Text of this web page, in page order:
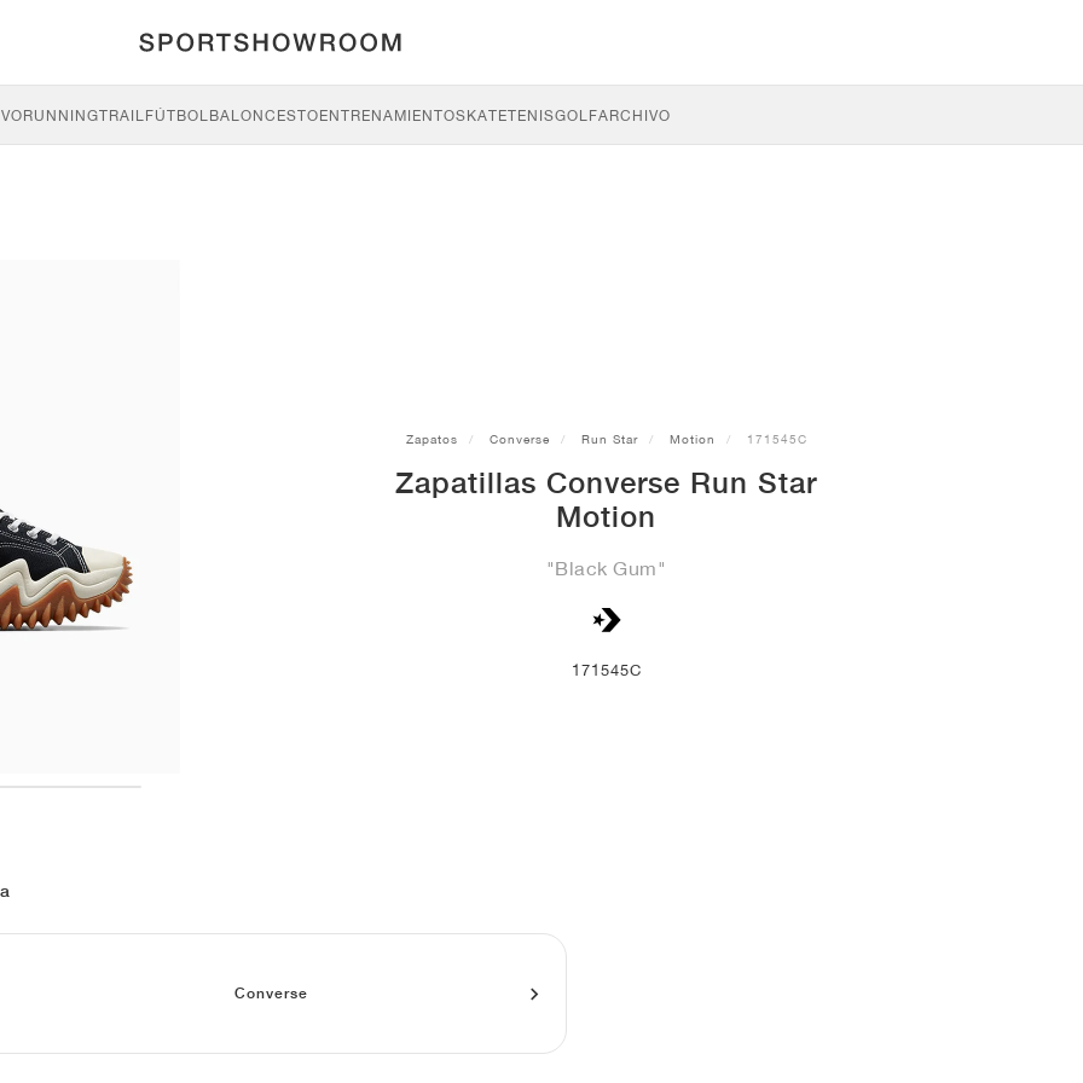
RUNNINGTRAILFÚTBOLBALONCESTOENTRENAMIENTOSKATETENISGOLFARCHIVO
Zapatos Converse Run Star Motion 171545C
Zapatillas Converse Run Star
Motion
"Black Gum"
171545C
Converse